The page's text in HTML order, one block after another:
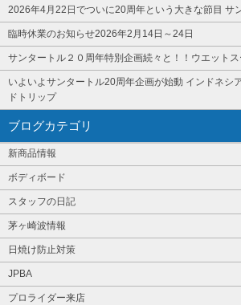
2026年4月22日でついに20周年という大きな節目 サ
臨時休業のお知らせ2026年2月14日～24日
サンタートル２０周年特別企画続々と！！ウエット
いよいよサンタートル20周年企画が始動 インドネシ
ドトリップ
ブログカテゴリ
新商品情報
ボディボード
スタッフの日記
茅ヶ崎波情報
日焼け防止対策
JPBA
プロライダー来店